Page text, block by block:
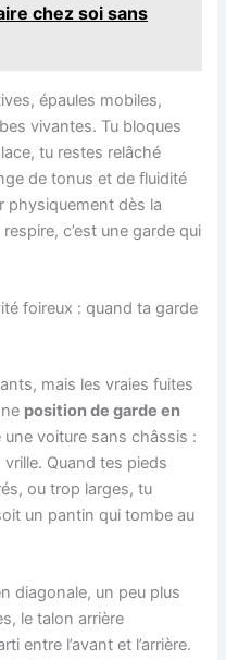
chez soi sans
épaules mobiles,
vivantes. Tu bloques
tu restes relâché
de tonus et de fluidité
physiquement dès la
c’est une garde qui
foireux : quand ta garde
mais les vraies fuites
position de garde en
une voiture sans châssis :
Quand tes pieds
ou trop larges, tu
un pantin qui tombe au
diagonale, un peu plus
le talon arrière
entre l’avant et l’arrière.